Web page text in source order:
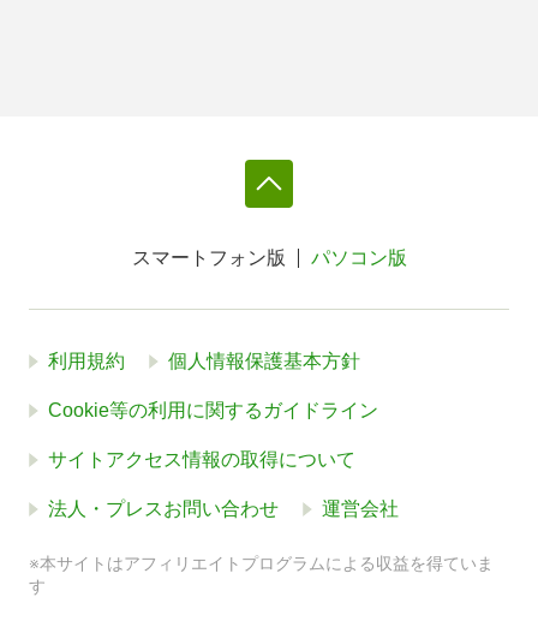
スマートフォン版 パソコン版
利用規約 個人情報保護基本方針
Cookie等の利用に関するガイドライン
サイトアクセス情報の取得について
法人・プレスお問い合わせ 運営会社
※本サイトはアフィリエイトプログラムによる収益を得ていま
す